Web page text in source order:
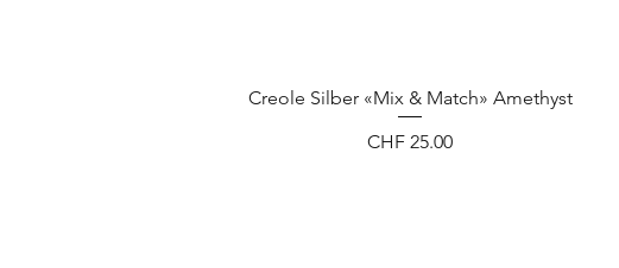
Creole Silber «Mix & Match» Amethyst
Preis
CHF 25.00